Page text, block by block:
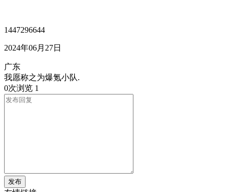
1447296644
2024年06月27日
广东
我愿称之为爆氪小队.
0次浏览 1
发布